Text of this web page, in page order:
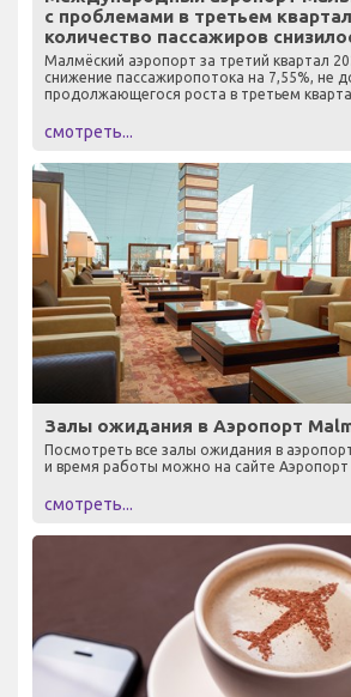
с проблемами в третьем
количество пассажиров
Малмёский аэропорт за третий квартал
снижение пассажиропотока на 7,55%, не
продолжающегося роста в третьем
смотреть...
Залы ожидания в Аэропорт
Посмотреть все залы ожидания в
и время работы можно на сайте Аэропорт
смотреть...